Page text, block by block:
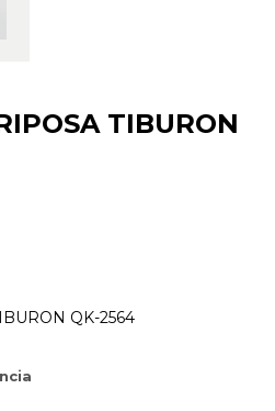
TIBURON
QK-2564